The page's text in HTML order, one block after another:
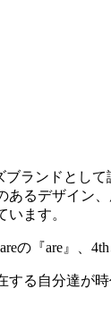
ランドとして
あるデザイン
ます。
の『are』、
る自分達が